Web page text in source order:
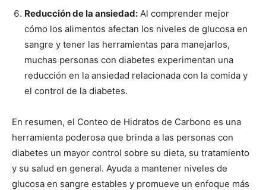
Reducción de la ansiedad: Al comprender mejor
cómo los alimentos afectan los niveles de glucosa en
sangre y tener las herramientas para manejarlos,
muchas personas con diabetes experimentan una
reducción en la ansiedad relacionada con la comida y
el control de la diabetes.
En resumen, el Conteo de Hidratos de Carbono es una
herramienta poderosa que brinda a las personas con
diabetes un mayor control sobre su dieta, su tratamiento
y su salud en general. Ayuda a mantener niveles de
glucosa en sangre estables y promueve un enfoque más